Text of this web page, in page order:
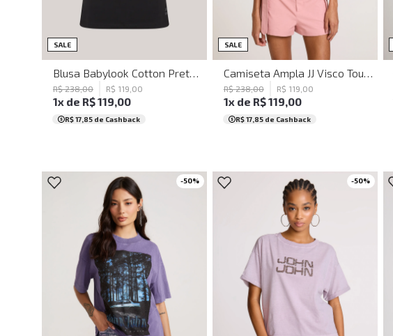
SALE
R$ 238,00 R$ 119 00
1x de R$119,00
R$ 17,85 de Cashback
SALE PP P M G
R$ 238,00 R$ 119 00
1x de R$119,00
R$ 17,85de Cashback
-50% -50%